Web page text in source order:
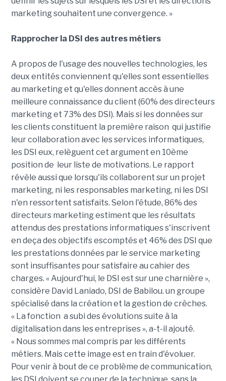
marketing souhaitent une convergence. »
Rapprocher la DSI des autres métiers
A propos de l'usage des nouvelles technologies, les
deux entités conviennent qu'elles sont essentielles
au marketing et qu'elles donnent accès à une
meilleure connaissance du client (60% des directeurs
marketing et 73% des DSI). Mais si les données sur
les clients constituent la première raison qui justifie
leur collaboration avec les services informatiques,
les DSI eux, relèguent cet argument en 10ème
position de leur liste de motivations. Le rapport
révèle aussi que lorsqu'ils collaborent sur un projet
marketing, ni les responsables marketing, ni les DSI
n'en ressortent satisfaits. Selon l'étude, 86% des
directeurs marketing estiment que les résultats
attendus des prestations informatiques s'inscrivent
en deça des objectifs escomptés et 46% des DSI que
les prestations données par le service marketing
sont insuffisantes pour satisfaire au cahier des
charges. « Aujourd'hui, le DSI est sur une charnière »,
considère David Laniado, DSI de Babilou. un groupe
spécialisé dans la création et la gestion de crèches.
« La fonction a subi des évolutions suite à la
digitalisation dans les entreprises », a-t-il ajouté.
« Nous sommes mal compris par les différents
métiers. Mais cette image est en train d'évoluer.
Pour venir à bout de ce problème de communication,